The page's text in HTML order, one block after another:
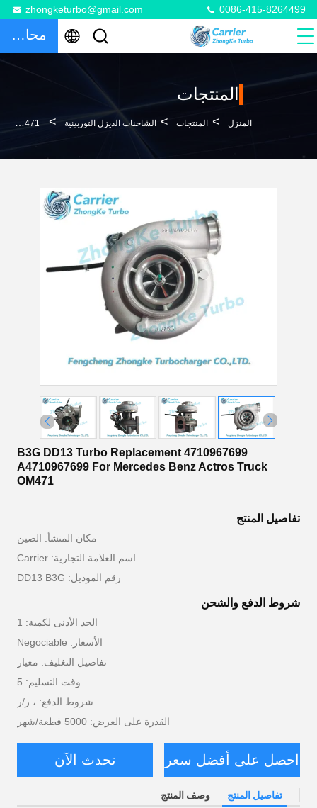
zhongketurbo@gmail.com 0086-415-8264499
محادثة
المنتجات
المنزل > المنتجات > الشاحنات الديزل التوربينية >
B3G DD13 Turbo Replacement 4710967699 A4710967699 For Mercedes Benz Actros Truck OM471
B3G DD13 Turbo Replacement 4710967699
A4710967699 For Mercedes Benz Actros Truck
OM471
تفاصيل المنتج
مكان المنشأ: الصين
اسم العلامة التجارية: Carrier
رقم الموديل: DD13 B3G
شروط الدفع والشحن
الحد الأدنى لكمية: 1
الأسعار: Negociable
تفاصيل التغليف: معيار
وقت التسليم: 5
شروط الدفع: ، ر/ر
القدرة على العرض: 5000 قطعة/شهر
احصل على أفضل سعر تحدث الآن
تفاصيل المنتج وصف المنتج